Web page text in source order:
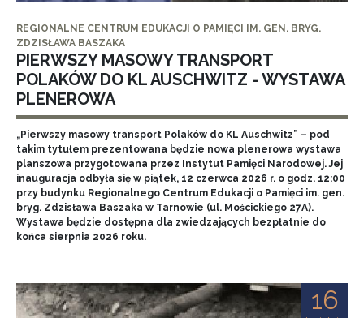
REGIONALNE CENTRUM EDUKACJI O PAMIĘCI IM. GEN. BRYG.
ZDZISŁAWA BASZAKA
PIERWSZY MASOWY TRANSPORT
POLAKÓW DO KL AUSCHWITZ - WYSTAWA
PLENEROWA
„Pierwszy masowy transport Polaków do KL Auschwitz” – pod
takim tytułem prezentowana będzie nowa plenerowa wystawa
planszowa przygotowana przez Instytut Pamięci Narodowej. Jej
inauguracja odbyła się w piątek, 12 czerwca 2026 r. o godz. 12:00
przy budynku Regionalnego Centrum Edukacji o Pamięci im. gen.
bryg. Zdzisława Baszaka w Tarnowie (ul. Mościckiego 27A).
Wystawa będzie dostępna dla zwiedzających bezpłatnie do
końca sierpnia 2026 roku.
16